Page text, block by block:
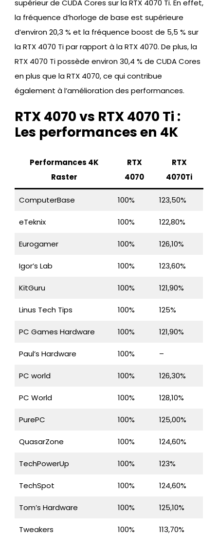
supérieur de CUDA Cores sur la RTX 4070 Ti. En effet,
la fréquence d’horloge de base est supérieure
d’environ 20,3 % et la fréquence boost de 5,5 % sur
la RTX 4070 Ti par rapport à la RTX 4070. De plus, la
RTX 4070 Ti possède environ 30,4 % de CUDA Cores
en plus que la RTX 4070, ce qui contribue
également à l’amélioration des performances.
RTX 4070 vs RTX 4070 Ti :
Les performances en 4K
Performances 4K
Raster
RTX
4070
RTX
4070Ti
ComputerBase 100% 123,50%
eTeknix 100% 122,80%
Eurogamer 100% 126,10%
Igor’s Lab 100% 123,60%
KitGuru 100% 121,90%
Linus Tech Tips 100% 125%
PC Games Hardware 100% 121,90%
Paul’s Hardware 100% –
PC world 100% 126,30%
PC World 100% 128,10%
PurePC 100% 125,00%
QuasarZone 100% 124,60%
TechPowerUp 100% 123%
TechSpot 100% 124,60%
Tom’s Hardware 100% 125,10%
Tweakers 100% 113,70%